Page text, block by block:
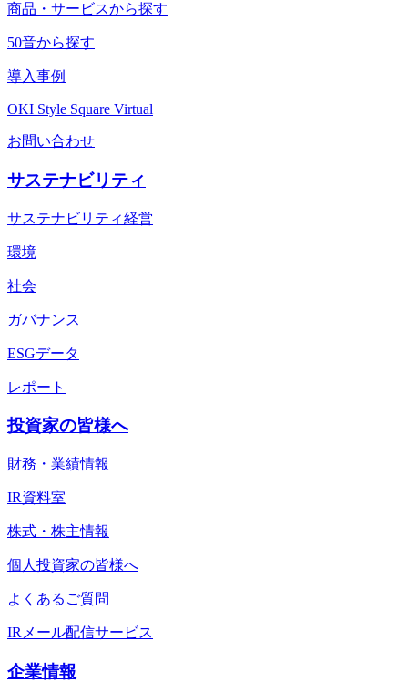
商品・サービスから探す
50音から探す
導入事例
OKI Style Square Virtual
お問い合わせ
サステナビリティ
サステナビリティ経営
環境
社会
ガバナンス
ESGデータ
レポート
投資家の皆様へ
財務・業績情報
IR資料室
株式・株主情報
個人投資家の皆様へ
よくあるご質問
IRメール配信サービス
企業情報